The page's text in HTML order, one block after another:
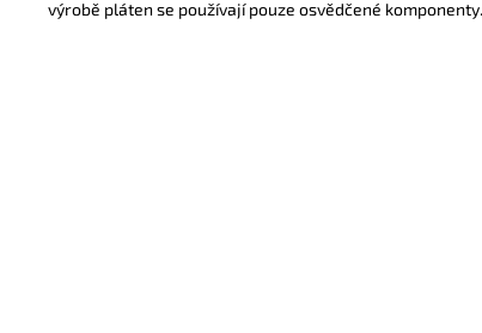
výrobě pláten se používají pouze osvědčené